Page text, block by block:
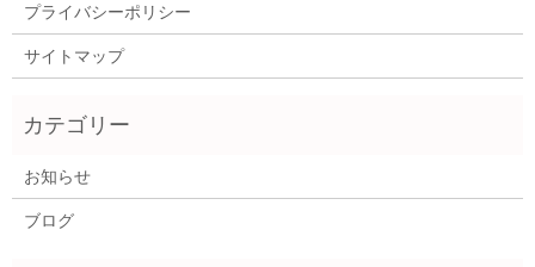
プライバシーポリシー
サイトマップ
お知らせ
ブログ